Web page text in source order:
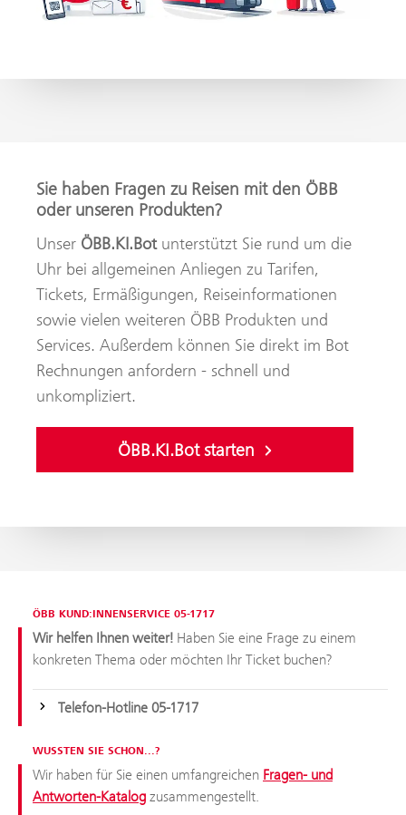
Sie haben Fragen zu Reisen mit den ÖBB
oder unseren Produkten?
Unser ÖBB.KI.Botunterstützt Sie rund um die
Uhr bei allgemeinen Anliegen zu Tarifen,
Tickets, Ermäßigungen, Reiseinformationen
sowie vielen weiteren ÖBB Produkten und
Services. Außerdem können Sie direkt im Bot
Rechnungen anfordern - schnell und
unkompliziert.
ÖBB.KI.Bot starten
ÖBB KUND:INNENSERVICE 05-1717
Wir helfen Ihnen weiter! Haben Sie eine Frage zu einem
konkreten Thema oder möchten Ihr Ticket buchen?
Telefon-Hotline 05-1717
WUSSTEN SIE SCHON...?
Wir haben für Sie einen umfangreichen Fragen- und
Antworten-Katalog zusammengestellt.